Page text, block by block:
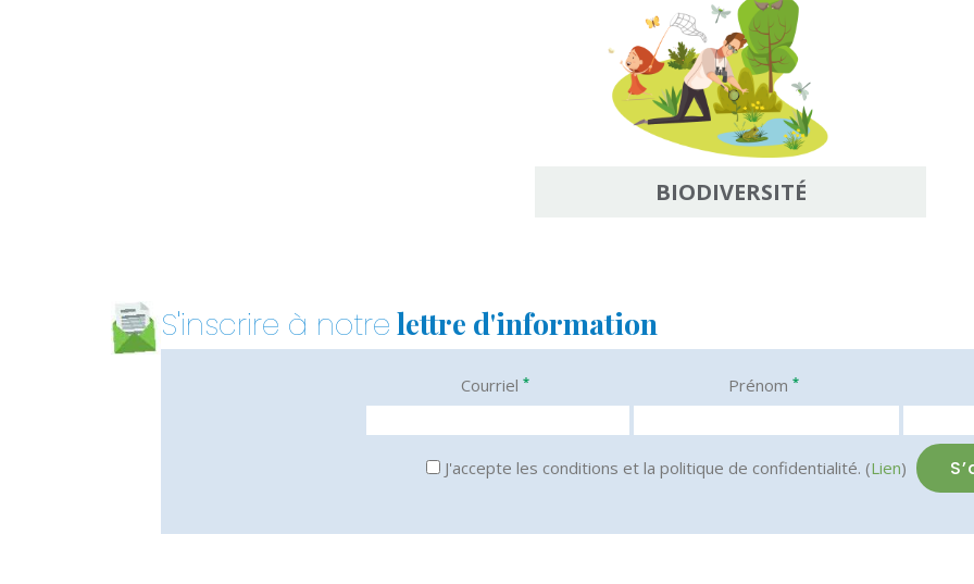
BIODIVERSITÉ
S'inscrire à notrelettre d'information
Courriel * Prénom *
J'accepte les conditions et la politique de confidentialité. (Lien)